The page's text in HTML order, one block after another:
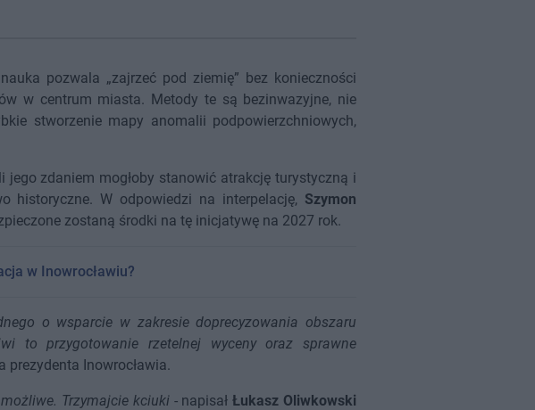
pozwala „zajrzeć pod ziemię” bez konieczności
w centrum miasta. Metody te są bezinwazyjne, nie
stworzenie mapy anomalii podpowierzchniowych,
zdaniem mogłoby stanowić atrakcję turystyczną i
historyczne. W odpowiedzi na interpelację, Szymon
zostaną środki na tę inicjatywę na 2027 rok.
w Inowrocławiu?
o wsparcie w zakresie doprecyzowania obszaru
to przygotowanie rzetelnej wyceny oraz sprawne
prezydenta Inowrocławia.
Trzymajcie kciuki- napisałŁukasz Oliwkowski